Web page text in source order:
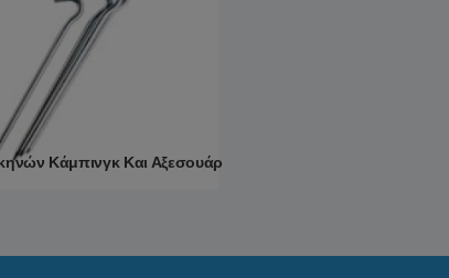
Κάμπινγκ Και Αξεσουάρ